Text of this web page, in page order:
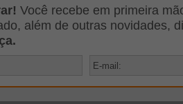
Você recebe em primeira
além de outras novidades,